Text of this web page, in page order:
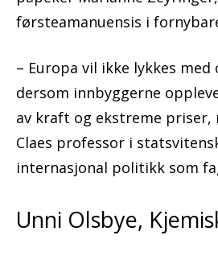
førsteamanuensis i
– Europa vil ikke lykkes
dersom innbyggerne
av kraft og ekstreme priser,
Claes professor i
internasjonal politikk som
Unni Olsbye,